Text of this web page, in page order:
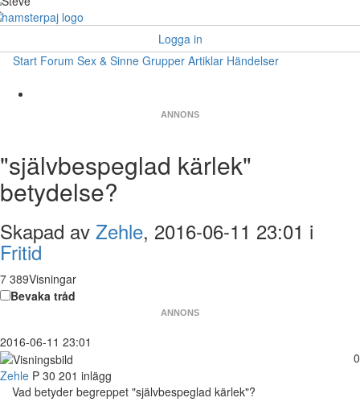
Logga in
Start Forum Sex & Sinne Grupper Artiklar Händelser
ANNONS
"självbespeglad kärlek"
betydelse?
Skapad av Zehle, 2016-06-11 23:01 i
Fritid
7 389Visningar
Bevaka tråd
ANNONS
2016-06-11 23:01
0
Zehle P 30 201 inlägg
Vad betyder begreppet "självbespeglad kärlek"?